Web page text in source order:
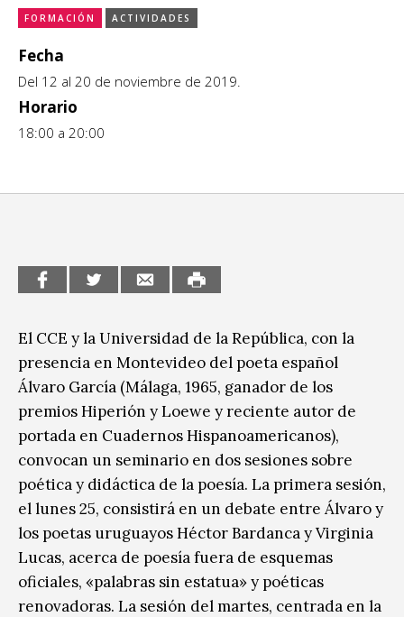
CCE en el interior/libros
Espacio itinerante de lectura infantil
Exposiciones
Formación
Género y Diversidad
Letras
Música
FORMACIÓN ACTIVIDADES
Fecha
Del 12 al 20 de noviembre de 2019.
Horario
18:00 a 20:00
El CCE y la Universidad de la República, con la
presencia en Montevideo del poeta español
Álvaro García (Málaga, 1965, ganador de los
premios Hiperión y Loewe y reciente autor de
portada en Cuadernos Hispanoamericanos),
convocan un seminario en dos sesiones sobre
poética y didáctica de la poesía. La primera sesión,
el lunes 25, consistirá en un debate entre Álvaro y
los poetas uruguayos Héctor Bardanca y Virginia
Lucas, acerca de poesía fuera de esquemas
oficiales, «palabras sin estatua» y poéticas
renovadoras. La sesión del martes, centrada en la